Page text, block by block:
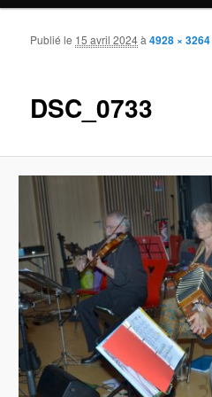
DSC_0733
Publié le 15 avril 2024à4928 × 3264